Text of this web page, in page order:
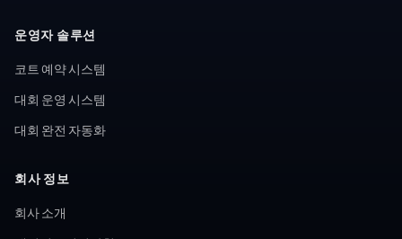
운영자 솔루션
코트 예약 시스템
대회 운영 시스템
대회 완전 자동화
회사 정보
회사 소개